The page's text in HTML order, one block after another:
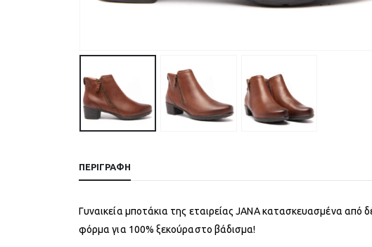
ΠΕΡΙΓΡΑΦΉ
Γυναικεία μποτάκια της εταιρείας JANA κατασκευασμένα
φόρμα για 100% ξεκούραστο βάδισμα!